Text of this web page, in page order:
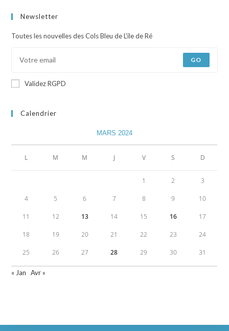
Newsletter
Toutes les nouvelles des Cols Bleu de L'ile de Ré
GO
Validez RGPD
Calendrier
MARS 2024
L M M J V S D
1 2 3
4 5 6 7 8 9 10
11 12 13 14 15 16 17
18 19 20 21 22 23 24
25 26 27 28 29 30 31
« Jan Avr »